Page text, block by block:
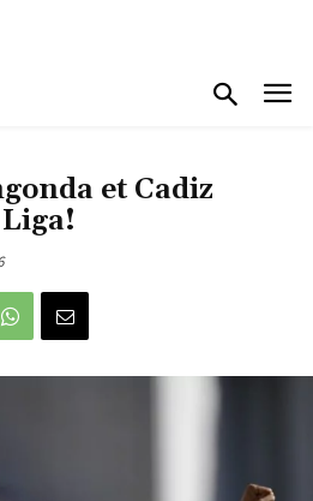
et Cadiz